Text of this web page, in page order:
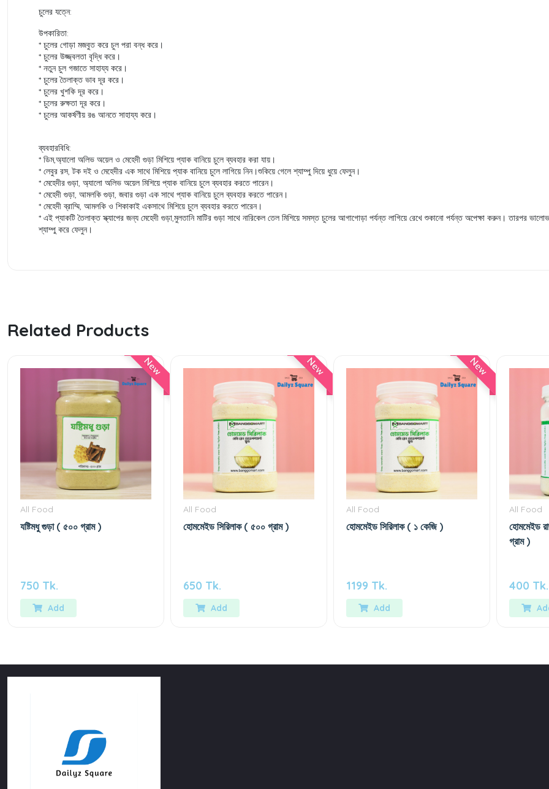
চুলের যত্নে:
উপকারিতা:
* চুলের গোড়া মজবুত করে চুল পরা বন্ধ করে।
* চুলের উজ্জ্বলতা বৃদ্ধি করে।
* নতুন চুল গজাতে সাহায্য করে।
* চুলের তৈলাক্ত ভাব দূর করে।
* চুলের খুশকি দূর করে।
* চুলের রুক্ষতা দূর করে।
* চুলের আকর্ষণীয় রঙ আনতে সাহায্য করে।
ব্যবহারবিধি:
* ডিম,অ্যালো অলিভ অয়েল ও মেহেদী গুড়া মিশিয়ে প্যাক বানিয়ে চুলে ব্যবহার করা যায়।
* লেবুর রস, টক দই ও মেহেদীর এক সাথে মিশিয়ে প্যাক বানিয়ে চুলে লাগিয়ে নিন।শুকিয়ে গেলে শ্যাম্পু দিয়ে ধুয়ে ফেলুন।
* মেহেদীর গুড়া, অ্যালো অলিভ অয়েল মিশিয়ে প্যাক বানিয়ে চুলে ব্যবহার করতে পারেন।
* মেহেদী গুড়া, আমলকি গুড়া, জবার গুড়া এক সাথে প্যাক বানিয়ে চুলে ব্যবহার করতে পারেন।
* মেহেদী ব্রাম্মি, আমলকি ও শিকাকাই একসাথে মিশিয়ে চুলে ব্যবহার করতে পারেন।
* এই প্যাকটি তৈলাক্ত স্ক্যাপের জন্য মেহেদী গুড়া,মুলতানি মাটির গুড়া সাথে নারিকেল তেল মিশিয়ে সমস্ত চুলের আগাগোড়া পর্যন্ত লাগিয়ে রেখে শুকানো পর্যন্ত অপেক্ষা করুন। তারপর
শ্যাম্পু করে ফেলুন।
Related Products
New
All Food
যষ্টিমধু গুড়া ( ৫০০ গ্রাম )
750 Tk.
Add
New
All Food
হোমমেইড সিরিলাক ( ৫০০ গ্রাম )
650 Tk.
Add
New
All Food
হোমমেইড সিরিলাক ( ১ কেজি )
1199 Tk.
Add
All Food
হোমমেইড
গ্রাম )
400 Tk.